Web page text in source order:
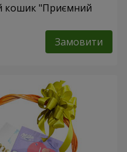
кошик "Приємний
Замовити